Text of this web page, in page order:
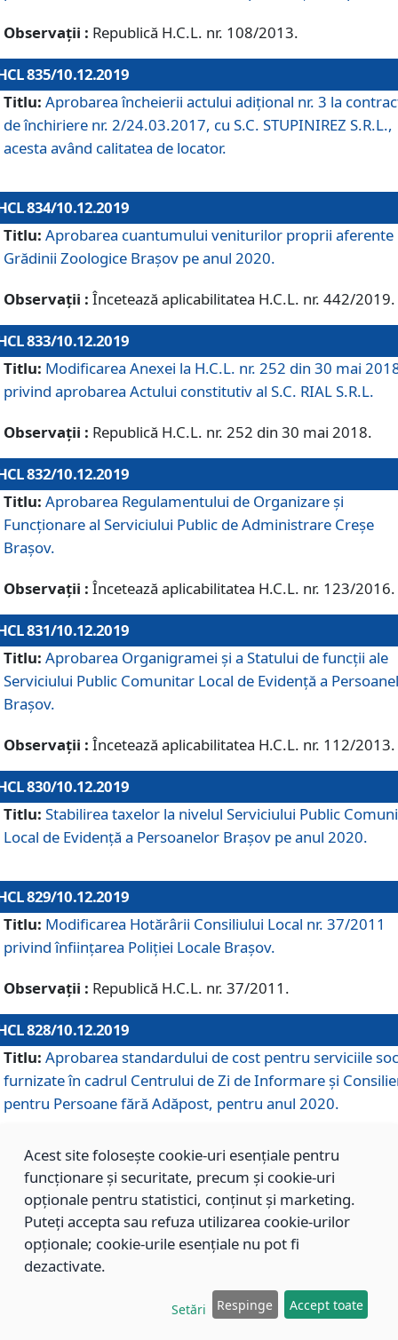
Observații : Republică H.C.L. nr. 108/2013.
835/10.12.2019
Titlu: Aprobarea încheierii actului adițional nr. 3 la
de închiriere nr. 2/24.03.2017, cu S.C. STUPINIREZ S.R.L.,
acesta având calitatea de locator.
834/10.12.2019
Titlu: Aprobarea cuantumului veniturilor proprii aferente
Grădinii Zoologice Braşov pe anul 2020.
Observații : Încetează aplicabilitatea H.C.L. nr. 442/2019.
833/10.12.2019
Titlu: Modificarea Anexei la H.C.L. nr. 252 din 30 mai
privind aprobarea Actului constitutiv al S.C. RIAL S.R.L.
Observații : Republică H.C.L. nr. 252 din 30 mai 2018.
832/10.12.2019
Titlu: Aprobarea Regulamentului de Organizare și
Funcționare al Serviciului Public de Administrare Creșe
Brașov.
Observații : Încetează aplicabilitatea H.C.L. nr. 123/2016.
831/10.12.2019
Titlu: Aprobarea Organigramei și a Statului de funcții ale
Serviciului Public Comunitar Local de Evidență a
Brașov.
Observații : Încetează aplicabilitatea H.C.L. nr. 112/2013.
830/10.12.2019
Titlu: Stabilirea taxelor la nivelul Serviciului Public
Local de Evidenţă a Persoanelor Braşov pe anul 2020.
829/10.12.2019
Titlu: Modificarea Hotărârii Consiliului Local nr. 37/2011
privind înființarea Poliției Locale Brașov.
Observații : Republică H.C.L. nr. 37/2011.
828/10.12.2019
Titlu: Aprobarea standardului de cost pentru serviciile
furnizate în cadrul Centrului de Zi de Informare și
pentru Persoane fără Adăpost, pentru anul 2020.
827/10.12.2019
Aprobarea standardului de cost pentru serviciile
furnizate în cadrul Centrului Rezidențial pentru Persoane
Adăpost, pentru anul 2020.
Aprobarea standardului de cost pentru serviciile
Acest site folosește cookie-uri esențiale pentru
funcționare și securitate, precum și cookie-uri
opționale pentru statistici, conținut și marketing.
Puteți accepta sau refuza utilizarea cookie-urilor
opționale; cookie-urile esențiale nu pot fi
dezactivate.
Setări Respinge Accept toate